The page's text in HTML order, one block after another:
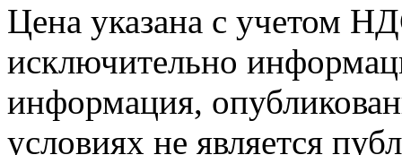
Цена указана с учетом
исключительно
информация,
условиях не является